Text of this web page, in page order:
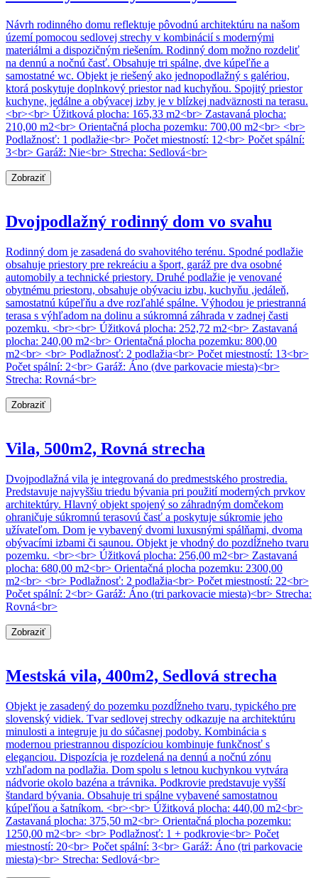
Návrh rodinného domu reflektuje pôvodnú architektúru na našom
území pomocou sedlovej strechy v kombinácií s modernými
materiálmi a dispozičným riešením. Rodinný dom možno rozdeliť
na dennú a nočnú časť. Obsahuje tri spálne, dve kúpeľňe a
samostatné wc. Objekt je riešený ako jednopodlažný s galériou,
ktorá poskytuje doplnkový priestor nad kuchyňou. Spojitý priestor
kuchyne, jedálne a obývacej izby je v blízkej nadväznosti na terasu.
<br><br> Úžitková plocha: 165,33 m2<br> Zastavaná plocha:
210,00 m2<br> Orientačná plocha pozemku: 700,00 m2<br> <br>
Podlažnosť: 1 podlažie<br> Počet miestností: 12<br> Počet spální:
3<br> Garáž: Nie<br> Strecha: Sedlová<br>
Zobraziť
Dvojpodlažný rodinný dom vo svahu
Rodinný dom je zasadená do svahovitého terénu. Spodné podlažie
obsahuje priestory pre rekreáciu a šport, garáž pre dva osobné
automobily a technické priestory. Druhé podlažie je venované
obytnému priestoru, obsahuje obývaciu izbu, kuchyňu ,jedáleň,
samostatnú kúpeľňu a dve rozľahlé spálne. Výhodou je priestranná
terasa s výhľadom na dolinu a súkromná záhrada v zadnej časti
pozemku. <br><br> Úžitková plocha: 252,72 m2<br> Zastavaná
plocha: 240,00 m2<br> Orientačná plocha pozemku: 800,00
m2<br> <br> Podlažnosť: 2 podlažia<br> Počet miestností: 13<br>
Počet spální: 2<br> Garáž: Áno (dve parkovacie miesta)<br>
Strecha: Rovná<br>
Zobraziť
Vila, 500m2, Rovná strecha
Dvojpodlažná vila je integrovaná do predmestského prostredia.
Predstavuje najvyššiu triedu bývania pri použití moderných prvkov
architektúry. Hlavný objekt spojený so záhradným domčekom
ohraničuje súkromnú terasovú časť a poskytuje súkromie jeho
užívateľom. Dom je vybavený dvomi luxusnými spálňami, dvoma
obývacími izbami či saunou. Objekt je vhodný do pozdĺžneho tvaru
pozemku. <br><br> Úžitková plocha: 256,00 m2<br> Zastavaná
plocha: 680,00 m2<br> Orientačná plocha pozemku: 2300,00
m2<br> <br> Podlažnosť: 2 podlažia<br> Počet miestností: 22<br>
Počet spální: 2<br> Garáž: Áno (tri parkovacie miesta)<br> Strecha:
Rovná<br>
Zobraziť
Mestská vila, 400m2, Sedlová strecha
Objekt je zasadený do pozemku pozdĺžneho tvaru, typického pre
slovenský vidiek. Tvar sedlovej strechy odkazuje na architektúru
minulosti a integruje ju do súčasnej podoby. Kombinácia s
modernou priestrannou dispozíciou kombinuje funkčnosť s
eleganciou. Dispozícia je rozdelená na dennú a nočnú zónu
vzhľadom na podlažia. Dom spolu s letnou kuchynkou vytvára
nádvorie okolo bazéna a trávnika. Podkrovie predstavuje vyšší
štandard bývania. Obsahuje tri spálne vybavené samostatnou
kúpeľňou a šatníkom. <br><br> Úžitková plocha: 440,00 m2<br>
Zastavaná plocha: 375,50 m2<br> Orientačná plocha pozemku:
1250,00 m2<br> <br> Podlažnosť: 1 + podkrovie<br> Počet
miestností: 20<br> Počet spální: 3<br> Garáž: Áno (tri parkovacie
miesta)<br> Strecha: Sedlová<br>